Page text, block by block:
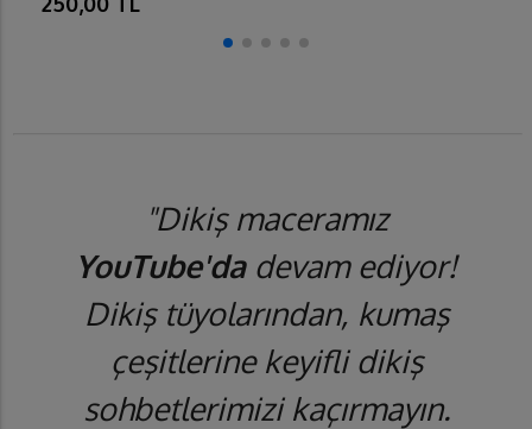
"Dikiş maceramız
YouTube'dadevam ediyor!
Dikiş tüyolarından, kumaş
çeşitlerine keyifli dikiş
sohbetlerimizi kaçırmayın.